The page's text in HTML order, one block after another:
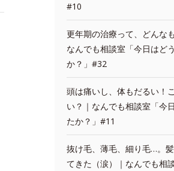
#10
更年期の治療って、どんな
なんでも相談室「今日はど
か？」#32
頭は痛いし、体もだるい！
い？｜なんでも相談室「今
たか？」#11
抜け毛、薄毛、細り毛…。
てきた（涙）｜なんでも相